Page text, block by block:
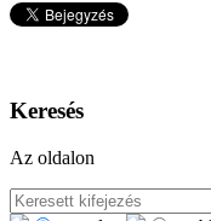
Keresés
Az oldalon